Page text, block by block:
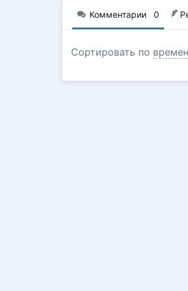
Комментарии · 0
Сортировать по